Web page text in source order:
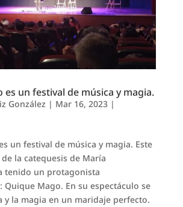
es un festival de música y magia.
González | Mar 16, 2023|
un festival de música y magia. Este
la catequesis de María
tenido un protagonista
Mago. En su espectáculo se
y la magia en un maridaje perfecto.